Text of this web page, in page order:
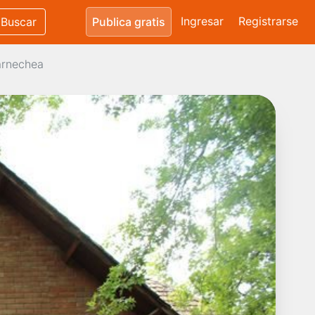
Buscar Publica gratis Ingresar Registrarse